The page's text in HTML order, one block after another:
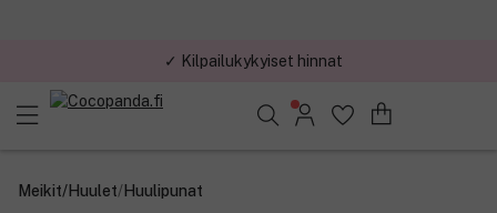
✓ Minimitilaus 29 €
Löydä suosikkisi 25.387 tuotteen joukosta..
Meikit/Huulet/Huulipunat